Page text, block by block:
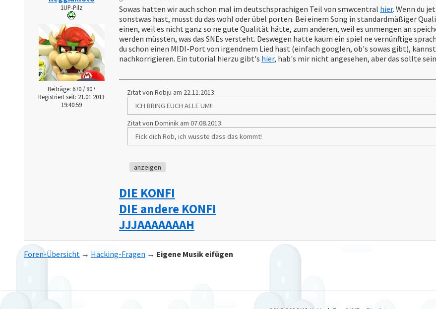
1UP-Pilz
Beiträge: 670 / 807
Registriert seit: 21.01.2013
19:40:59
Sowas hatten wir auch schon mal im deutschsprachigen Teil von smwcentral hier. Wenn du
sonstwas hast, musst du das wohl oder übel porten. Bei einem Song in standardmäßiger
einen, weil es nicht ganz so ne gute Qualität hätte, zum anderen, weil es unmengen an
werden müssten, was das SNEs versteht. Deswegen hatte kaum ein spiel ne vernünftige
du schon einen MIDI-Port von irgendnem Lied hast (einfach googlen, ob's sowas gibt),
nachkorrigieren. Ein tutorial hierzu gibt's hier, hab's mir nicht angesehen, aber das sollte
Zitat von Robju am 22.11.2013:
ICH BRING EUCH ALLE UM!!
Zitat von Dominik am 07.08.2013:
Fick dich Rob, ich wusste dass das kommt!
anzeigen
DIE KONFI
DIE andere KONFI
JJJAAAAAAAH
Foren-Übersicht → Hacking-Fragen → Eigene Musik eifügen